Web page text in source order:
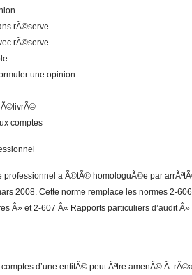
rÃ©serve
rÃ©serve
une opinion
comptes
professionnel a Ã©tÃ© homologuÃ©e par
2008. Cette norme remplace les normes 2-
Â» et 2-607 Â« Rapports particuliers d’audit
d’une entitÃ© peut Ãªtre amenÃ© Ã